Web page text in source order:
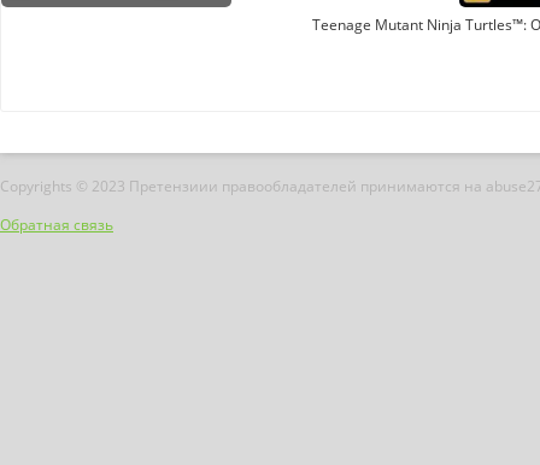
Teenage Mutant Ninja Turtles™:
Copyrights © 2023 Претензиии правообладателей принимаются на
Обратная связь